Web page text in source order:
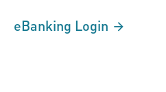
eBanking Login